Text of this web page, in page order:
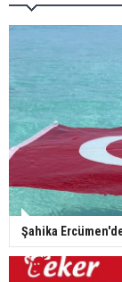
Şahika